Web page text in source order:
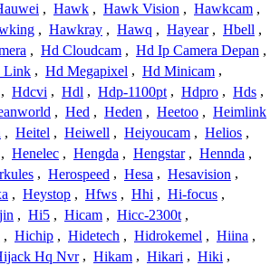
, Hawk , Hawk Vision , Hawkcam ,
, Hawkray , Hawq , Hayear , Hbell ,
, Hd Cloudcam , Hd Ip Camera Depan ,
Link , Hd Megapixel , Hd Minicam ,
, Hdcvi , Hdl , Hdp-1100pt , Hdpro , Hds ,
, Hed , Heden , Heetoo , Heimlink
, Heitel , Heiwell , Heiyoucam , Helios ,
, Henelec , Hengda , Hengstar , Hennda ,
, Herospeed , Hesa , Hesavision ,
, Heystop , Hfws , Hhi , Hi-focus ,
, Hi5 , Hicam , Hicc-2300t ,
, Hichip , Hidetech , Hidrokemel , Hiina ,
Hq Nvr , Hikam , Hikari , Hiki ,